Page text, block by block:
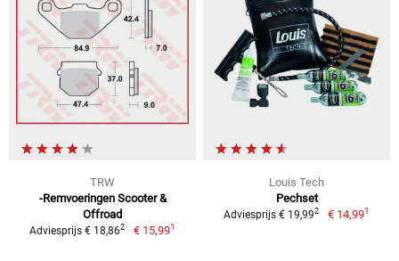
TRW
-Remvoeringen Scooter &
Offroad
Adviesprijs € 18,862 € 15,991
Louis Tech
Pechset
Adviesprijs € 19,992 € 14,991